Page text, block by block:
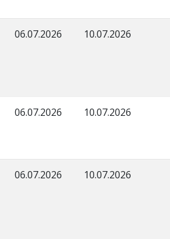
06.07.2026 10.07.2026
06.07.2026 10.07.2026
06.07.2026 10.07.2026